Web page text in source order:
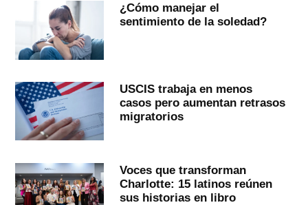
¿Cómo manejar el
sentimiento de la soledad?
USCIS trabaja en menos
casos pero aumentan retrasos
migratorios
Voces que transforman
Charlotte: 15 latinos reúnen
sus historias en libro